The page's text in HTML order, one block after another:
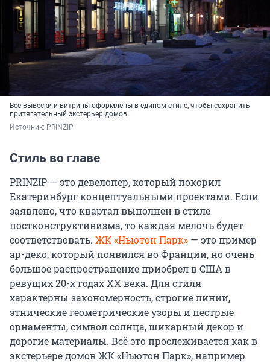
Все вывески и витрины оформлены в едином стиле, чтобы сохранить
притягательный экстерьер домов
Источник: PRINZIP
Стиль во главе
PRINZIP — это девелопер, который покорил
Екатеринбург концептуальными проектами. Если
заявлено, что квартал выполнен в стиле
постконструктивизма, то каждая мелочь будет
соответствовать. ЖК «Ньютон Парк» — это пример
ар-деко, который появился во Франции, но очень
большое распространение приобрел в США в
ревущих 20-х годах XX века. Для стиля
характерны закономерность, строгие линии,
этнические геометрические узоры и пестрые
орнаменты, символ солнца, шикарный декор и
дорогие материалы. Всё это прослеживается как в
экстерьере домов ЖК «Ньютон Парк», например